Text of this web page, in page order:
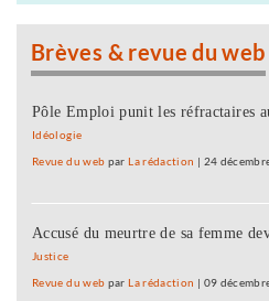
Brèves & revue du web
Pôle Emploi punit les réfractaires
Idéologie
Revue du web parLa rédaction | 24
Accusé du meurtre de sa femme
Justice
Revue du web parLa rédaction | 09